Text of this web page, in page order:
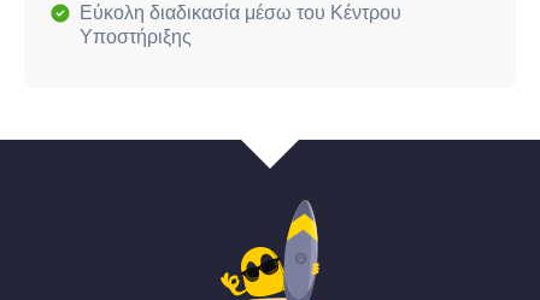
Εύκολη διαδικασία μέσω του Κέντρου
Υποστήριξης